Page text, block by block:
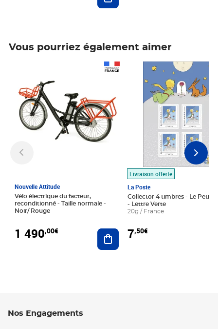
Vous pourriez également aimer
Nouvelle Attitude
Vélo électrique du facteur,
reconditionné - Taille normale -
Noir/ Rouge
1 490,00€ Ajouter au panier
Livraison offerte
La Poste
Collector 4 timbres - Le Petit
- Lettre Verte
20g / France
7,50€
Prix 7,50€
Nos Engagements